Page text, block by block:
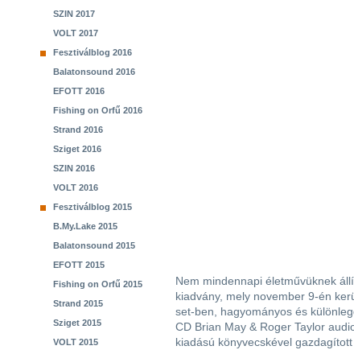
SZIN 2017
VOLT 2017
Fesztiválblog 2016
Balatonsound 2016
EFOTT 2016
Fishing on Orfű 2016
Strand 2016
Sziget 2016
SZIN 2016
VOLT 2016
Fesztiválblog 2015
B.My.Lake 2015
Balatonsound 2015
EFOTT 2015
Fishing on Orfű 2015
Strand 2015
Sziget 2015
VOLT 2015
Nem mindennapi életművüknek
kiadvány, mely november 9-én
set-ben, hagyományos és
CD Brian May & Roger Taylor
kiadású könyvecskével